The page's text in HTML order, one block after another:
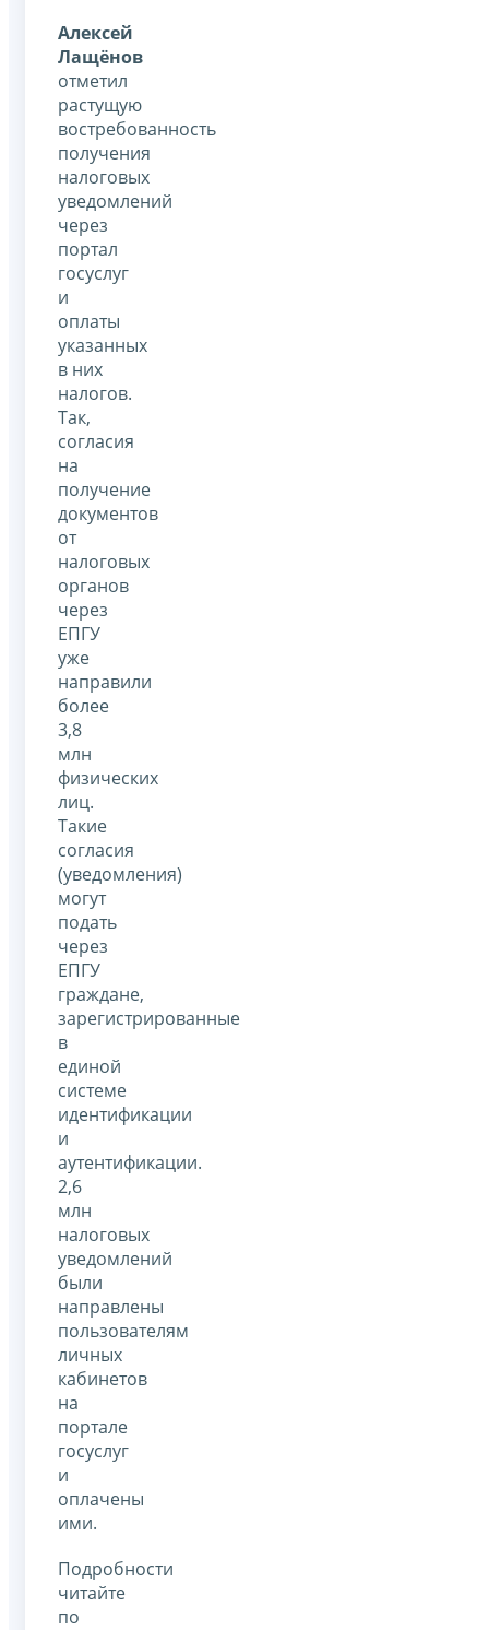
Алексей
Лащёнов
отметил
растущую
востребованность
получения
налоговых
уведомлений
через
портал
госуслуг
и
оплаты
указанных
в них
налогов.
Так,
согласия
на
получение
документов
от
налоговых
органов
через
ЕПГУ
уже
направили
более
3,8
млн
физических
лиц.
Такие
согласия
(уведомления)
могут
подать
через
ЕПГУ
граждане,
зарегистрированные
в
единой
системе
идентификации
и
аутентификации.
2,6
млн
налоговых
уведомлений
были
направлены
пользователям
личных
кабинетов
на
портале
госуслуг
и
оплачены
ими.
Подробности
читайте
по